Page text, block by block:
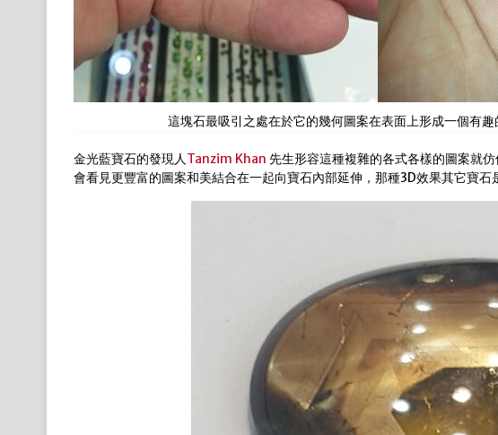
這塊石最吸引之處在於它的幾何圖案在表面上形成一個有趣
金光藍寶石的發現人Tanzim Khan 先生形容這種複雜的各式各樣的圖案就
會看見更豐富的圖案和美結合在一起向寶石內部延伸，那種3D效果其它寶石